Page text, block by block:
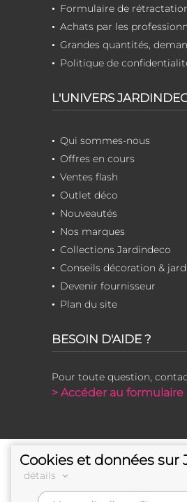
Formulaire de
Achats par les
Grandes quantités,
Politique de
L'UNIVERS
Qui sommes-nous
Offres en cours
Ventes flash
Outlet déco
Nouveautés
Nos marques
Collections Jardindeco
Conseils décoration &
Devenir fournisseur
Plan du site
BESOIN D'AIDE ?
Pour toute question,
> Accéder au formulaire
Cookies et données sur
détails